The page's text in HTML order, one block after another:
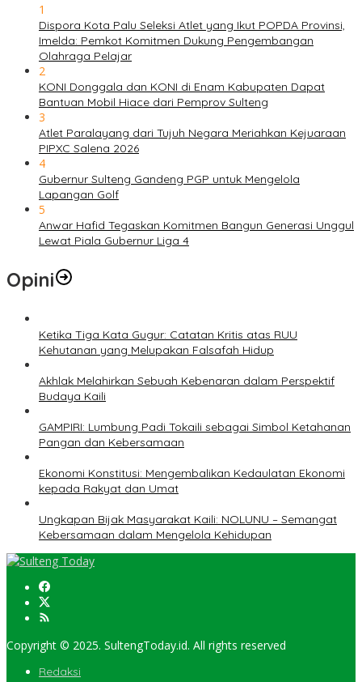
1
Dispora Kota Palu Seleksi Atlet yang Ikut POPDA Provinsi,
Imelda: Pemkot Komitmen Dukung Pengembangan
Olahraga Pelajar
2
KONI Donggala dan KONI di Enam Kabupaten Dapat
Bantuan Mobil Hiace dari Pemprov Sulteng
3
Atlet Paralayang dari Tujuh Negara Meriahkan Kejuaraan
PIPXC Salena 2026
4
Gubernur Sulteng Gandeng PGP untuk Mengelola
Lapangan Golf
5
Anwar Hafid Tegaskan Komitmen Bangun Generasi Unggul
Lewat Piala Gubernur Liga 4
Opini
Ketika Tiga Kata Gugur: Catatan Kritis atas RUU
Kehutanan yang Melupakan Falsafah Hidup
Akhlak Melahirkan Sebuah Kebenaran dalam Perspektif
Budaya Kaili
GAMPIRI: Lumbung Padi Tokaili sebagai Simbol Ketahanan
Pangan dan Kebersamaan
Ekonomi Konstitusi: Mengembalikan Kedaulatan Ekonomi
kepada Rakyat dan Umat
Ungkapan Bijak Masyarakat Kaili: NOLUNU – Semangat
Kebersamaan dalam Mengelola Kehidupan
Copyright © 2025. SultengToday.id. All rights reserved
Redaksi